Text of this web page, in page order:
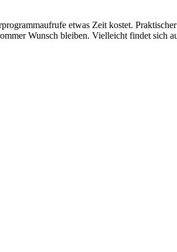
etwas Zeit kostet.
Wunsch bleiben. Vielleicht findet sich